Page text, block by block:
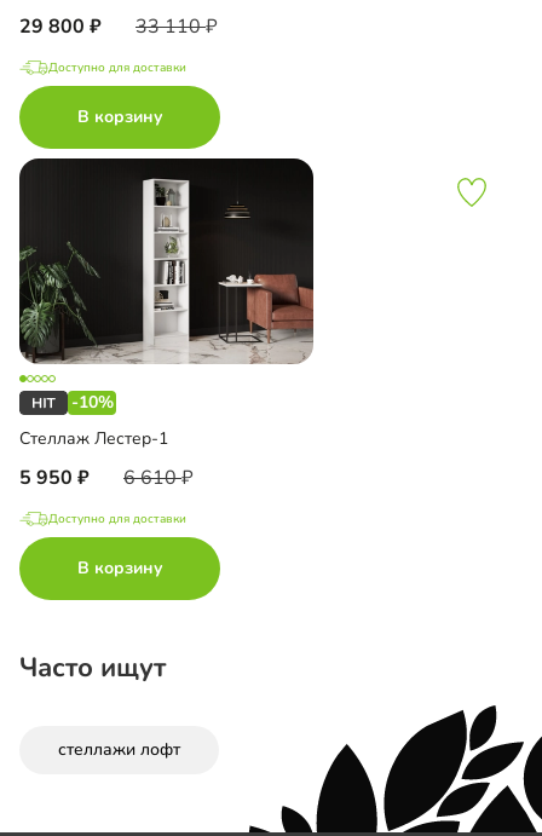
29 800 33 110
Доступно для доставки
В корзину
-10%
Стеллаж Лестер-1
5 950 6 610
Доступно для доставки
В корзину
Часто ищут
стеллажи лофт